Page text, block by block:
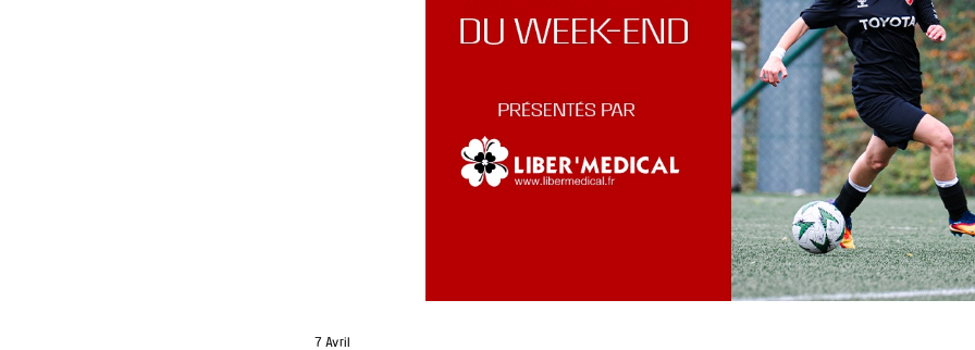
7 Avril